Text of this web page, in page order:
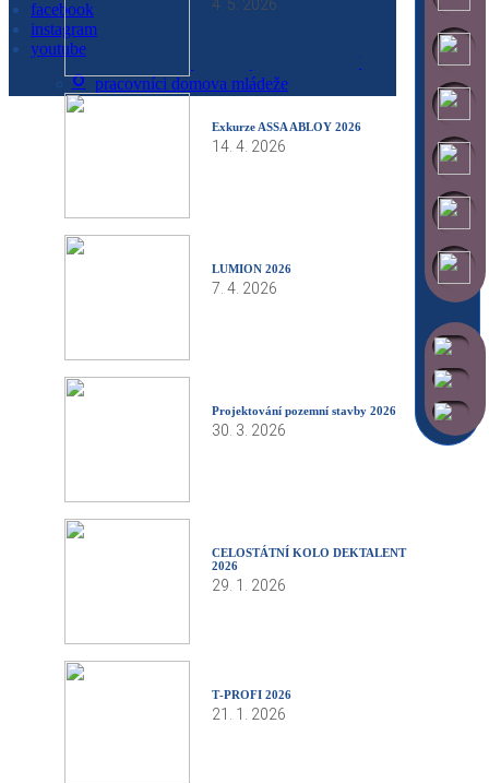
technicko hospodářští pracovníci SPŠ
technicko hospodářští pracovníci SOU
pracovníci domova mládeže
facebook
instagram
youtube
4. 5. 2026
Exkurze ASSA ABLOY 2026
14. 4. 2026
LUMION 2026
7. 4. 2026
Projektování pozemní stavby 2026
30. 3. 2026
CELOSTÁTNÍ KOLO DEKTALENT
2026
29. 1. 2026
T‑PROFI 2026
21. 1. 2026